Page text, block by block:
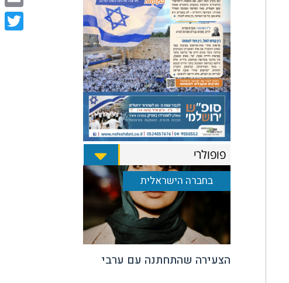
פופולרי
בחברה הישראלית
הצעירה שהתחתנה עם ערבי
Email